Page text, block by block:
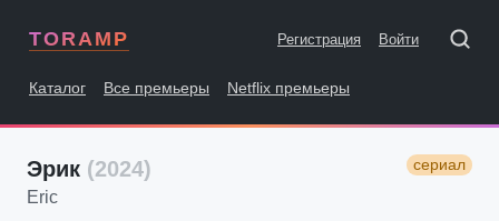
TORAMP Регистрация Войти
Каталог Все премьеры Netflix премьеры
Эрик (2024) сериал
Eric